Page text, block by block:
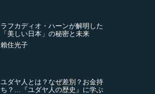
ラフカディオ・ハーンが解明した
「美しい日本」の秘密と未来
賴住光子
ユダヤ人とは？なぜ差別？お金持
ち？…『ユダヤ人の歴史』に学ぶ